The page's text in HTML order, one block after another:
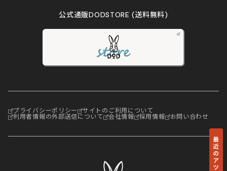
公式通販DODSTORE(送料無料)
プライバシーポリシー サイトのご利用について
利用者情報の外部送信について 会社情報 採用情報 お問い合わせ